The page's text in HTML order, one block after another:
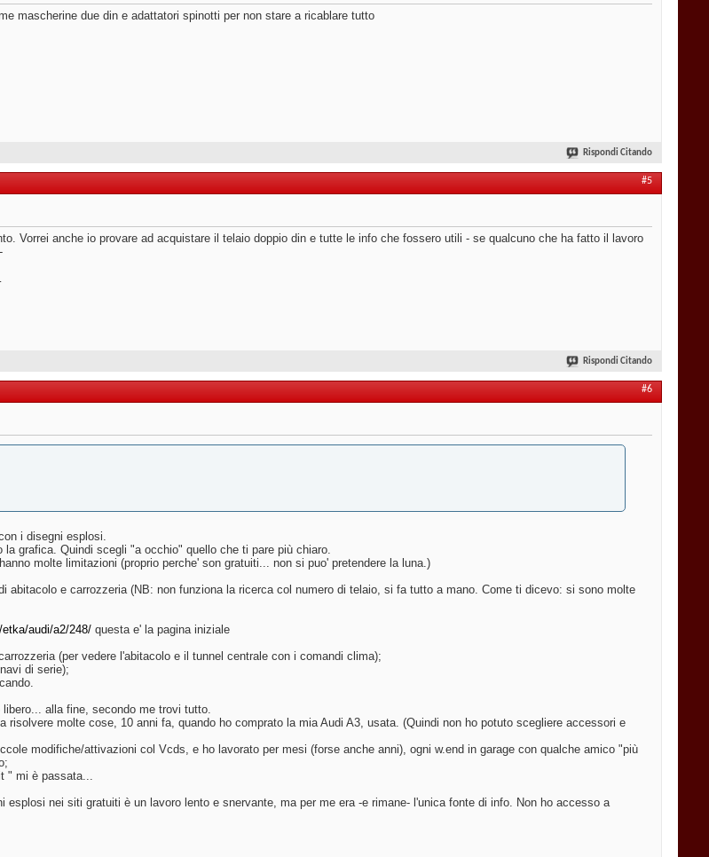
mascherine due din e adattatori spinotti per non stare a ricablare tutto
Rispondi Citando
#5
Vorrei anche io provare ad acquistare il telaio doppio din e tutte le info che fossero utili - se qualcuno che ha fatto il lavoro
Rispondi Citando
#6
i disegni esplosi.
grafica. Quindi scegli "a occhio" quello che ti pare più chiaro.
molte limitazioni (proprio perche' son gratuiti... non si puo' pretendere la luna.)
abitacolo e carrozzeria (NB: non funziona la ricerca col numero di telaio, si fa tutto a mano. Come ti dicevo: si sono molte
audi/a2/248/ questa e' la pagina iniziale
(per vedere l'abitacolo e il tunnel centrale con i comandi clima);
di serie);
alla fine, secondo me trovi tutto.
molte cose, 10 anni fa, quando ho comprato la mia Audi A3, usata. (Quindi non ho potuto scegliere accessori e
modifiche/attivazioni col Vcds, e ho lavorato per mesi (forse anche anni), ogni w.end in garage con qualche amico "più
" mi è passata...
esplosi nei siti gratuiti è un lavoro lento e snervante, ma per me era -e rimane- l'unica fonte di info. Non ho accesso a